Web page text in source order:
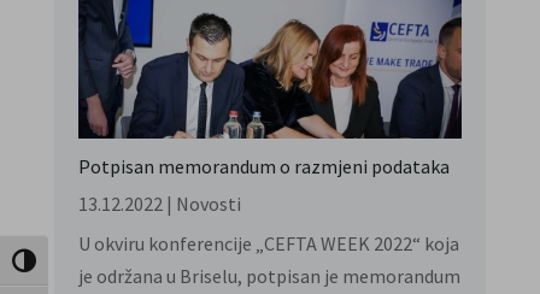
Toggle High Contrast
Potpisan memorandum o razmjeni podataka
13.12.2022 | Novosti
U okviru konferencije „CEFTA WEEK 2022“ koja
je održana u Briselu, potpisan je memorandum